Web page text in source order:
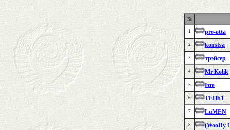
№
1
pro-otta
2 konstsa
3 трэйсер
4 Mr Kolik
5 Izm
6 TEHb1
7 LuMEN
8 (WooDy